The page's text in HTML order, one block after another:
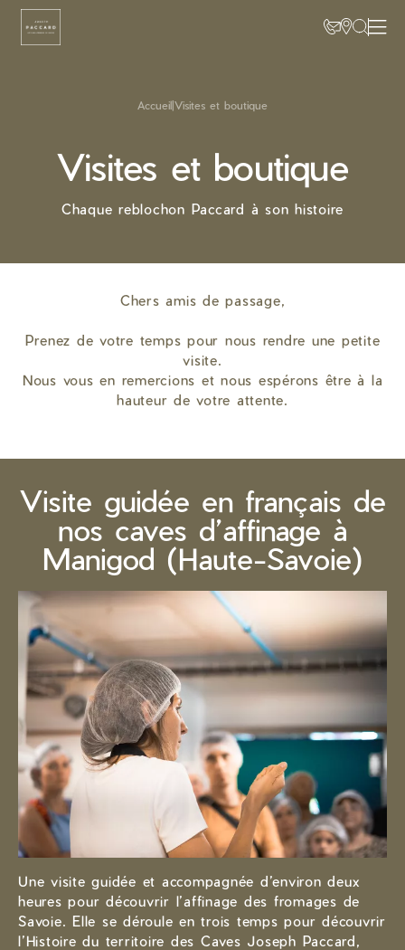
Accueil Visites et boutique
Visites et boutique
Chaque reblochon Paccard à son histoire
Chers amis de passage,
Prenez de votre temps pour nous rendre une petite
visite.
Nous vous en remercions et nous espérons être à la
hauteur de votre attente.
Visite guidée en français de
nos caves d’affinage à
Manigod (Haute-Savoie)
Une visite guidée et accompagnée d’environ deux
heures pour découvrir l’affinage des fromages de
Savoie. Elle se déroule en trois temps pour découvrir
l’Histoire du territoire des Caves Joseph Paccard,